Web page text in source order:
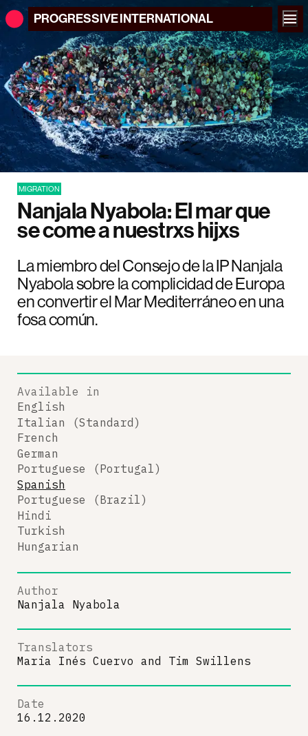
PROGRESSIVEINTERNATIONAL
MIGRATION
Nanjala Nyabola: El mar que
se come a nuestrxs hijxs
La miembro del Consejo de la IP Nanjala
Nyabola sobre la complicidad de Europa
en convertir el Mar Mediterráneo en una
fosa común.
Available in
English
Italian (Standard)
French
German
Portuguese (Portugal)
Spanish
Portuguese (Brazil)
Hindi
Turkish
Hungarian
Author
Nanjala Nyabola
Translators
Maria Inés Cuervo and Tim Swillens
Date
16.12.2020